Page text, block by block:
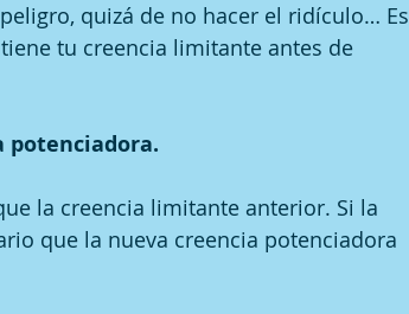
quizá de no hacer el ridículo… Es
tu creencia limitante antes de
potenciadora.
la creencia limitante anterior. Si la
que la nueva creencia potenciadora